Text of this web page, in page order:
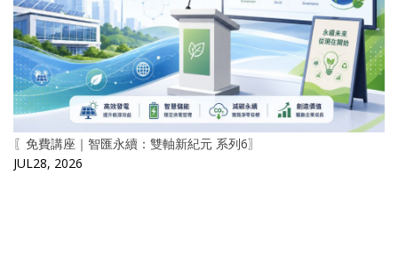
〖免費講座｜智匯永續：雙軸新紀元 系列6〗
JUL28, 2026